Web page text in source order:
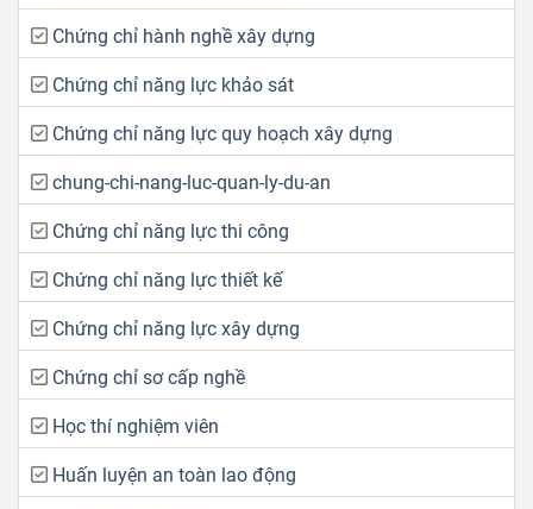
Chứng chỉ hành nghề xây dựng
Chứng chỉ năng lực khảo sát
Chứng chỉ năng lực quy hoạch xây dựng
chung-chi-nang-luc-quan-ly-du-an
Chứng chỉ năng lực thi công
Chứng chỉ năng lực thiết kế
Chứng chỉ năng lực xây dựng
Chứng chỉ sơ cấp nghề
Học thí nghiệm viên
Huấn luyện an toàn lao động